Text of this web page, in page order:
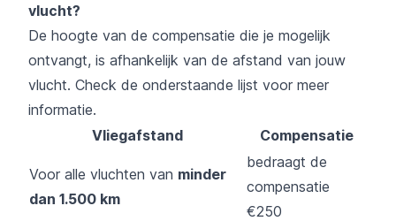
vlucht?
De hoogte van de compensatie die je mogelijk
ontvangt, is afhankelijk van de afstand van jouw
vlucht. Check de onderstaande lijst voor meer
informatie.
Vliegafstand
Compensatie
Voor alle vluchten van minder
dan 1.500 km
bedraagt de
compensatie
€250